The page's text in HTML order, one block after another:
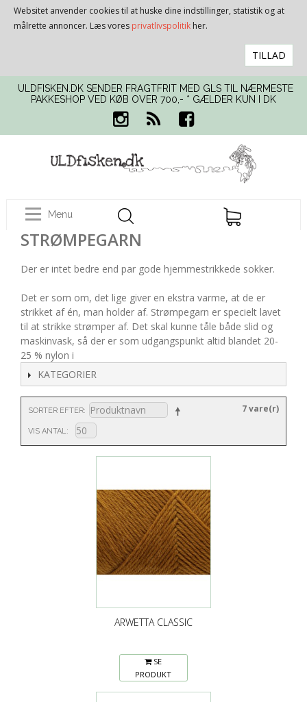
Websitet anvender cookies til at huske dine indstillinger, statistik og at
målrette annoncer. Læs vores privatlivspolitik her.
TILLAD
ULDFISKEN.DK SENDER FRAGTFRIT MED GLS TIL NÆRMESTE
PAKKESHOP VED KØB OVER 700,- * GÆLDER KUN I DK
Menu
STRØMPEGARN
Der er intet bedre end par gode hjemmestrikkede sokker.
Det er som om, det lige giver en ekstra varme, at de er
strikket af én, man holder af. Strømpegarn er specielt lavet
til at strikke strømper af. Det skal kunne tåle både slid og
maskinvask, så der er som udgangspunkt altid blandet 20-
25 % nylon i
KATEGORIER
SORTER EFTER
VIS ANTAL
7 vare(r)
ARWETTA CLASSIC
SE
PRODUKT